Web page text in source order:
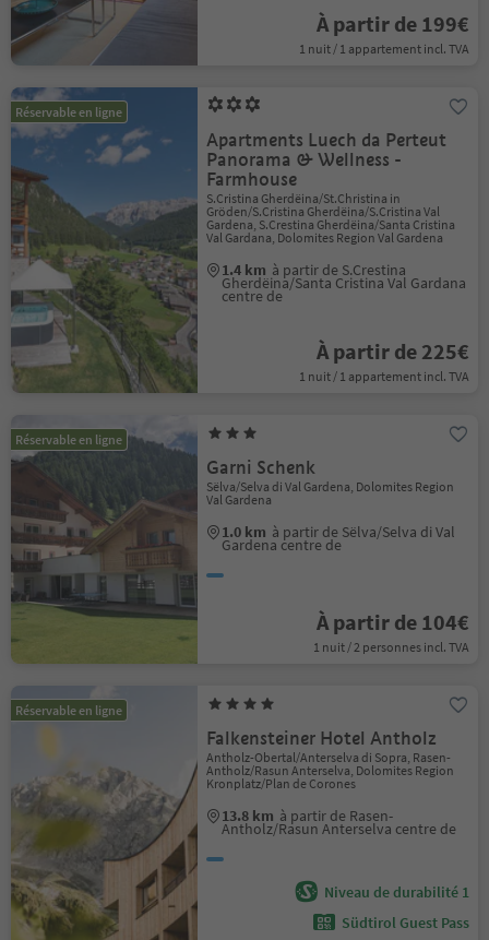
À partir de 199€
1 nuit / 1 appartement incl. TVA
Réservable en ligne
Apartments Luech da Perteut
Panorama & Wellness -
Farmhouse
S.Cristina Gherdëina/St.Christina in
Gröden/S.Cristina Gherdëina/S.Cristina Val
Gardena, S.Crestina Gherdëina/Santa Cristina
Val Gardana, Dolomites Region Val Gardena
1.4 km à partir de S.Crestina
Gherdëina/Santa Cristina Val Gardana
centre de
À partir de 225€
1 nuit / 1 appartement incl. TVA
Réservable en ligne
Garni Schenk
Sëlva/Selva di Val Gardena, Dolomites Region
Val Gardena
1.0 km à partir de Sëlva/Selva di Val
Gardena centre de
À partir de 104€
1 nuit / 2 personnes incl. TVA
Réservable en ligne
Falkensteiner Hotel Antholz
Antholz-Obertal/Anterselva di Sopra, Rasen-
Antholz/Rasun Anterselva, Dolomites Region
Kronplatz/Plan de Corones
13.8 km à partir de Rasen-
Antholz/Rasun Anterselva centre de
Niveau de durabilité 1
Südtirol Guest Pass